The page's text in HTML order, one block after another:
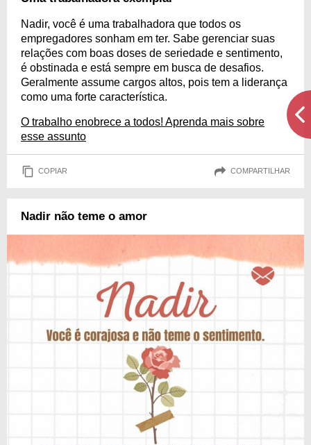
Nadir, você é uma trabalhadora que todos os
empregadores sonham em ter. Sabe gerenciar suas
relações com boas doses de seriedade e sentimento,
é obstinada e está sempre em busca de desafios.
Geralmente assume cargos altos, pois tem a liderança
como uma forte característica.
O trabalho enobrece a todos! Aprenda mais sobre
esse assunto
COPIAR COMPARTILHAR
Nadir não teme o amor